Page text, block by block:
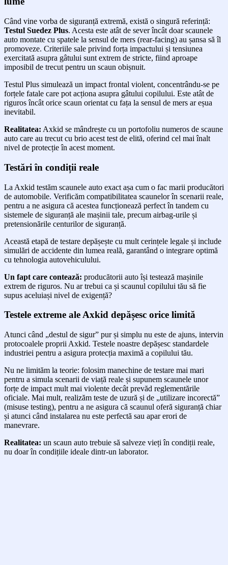
Când vine vorba de siguranță extremă, există o singură referință:
Testul Suedez Plus. Acesta este atât de sever încât doar scaunele
auto montate cu spatele la sensul de mers (rear-facing) au șansa să îl
promoveze. Criteriile sale privind forța impactului și tensiunea
exercitată asupra gâtului sunt extrem de stricte, fiind aproape
imposibil de trecut pentru un scaun obișnuit.
Testul Plus simulează un impact frontal violent, concentrându-se pe
forțele fatale care pot acționa asupra gâtului copilului. Este atât de
riguros încât orice scaun orientat cu fața la sensul de mers ar eșua
inevitabil.
Realitatea: Axkid se mândrește cu un portofoliu numeros de scaune
auto care au trecut cu brio acest test de elită, oferind cel mai înalt
nivel de protecție în acest moment.
Testări în condiții reale
La Axkid testăm scaunele auto exact așa cum o fac marii producători
de automobile. Verificăm compatibilitatea scaunelor în scenarii reale,
pentru a ne asigura că acestea funcționează perfect în tandem cu
sistemele de siguranță ale mașinii tale, precum airbag-urile și
pretensionările centurilor de siguranță.
Această etapă de testare depășește cu mult cerințele legale și include
simulări de accidente din lumea reală, garantând o integrare optimă
cu tehnologia autovehiculului.
Un fapt care contează: producătorii auto își testează mașinile
extrem de riguros. Nu ar trebui ca și scaunul copilului tău să fie
supus aceluiași nivel de exigență?
Testele extreme ale Axkid depășesc orice limită
Atunci când „destul de sigur” pur și simplu nu este de ajuns, intervin
protocoalele proprii Axkid. Testele noastre depășesc standardele
industriei pentru a asigura protecția maximă a copilului tău.
Nu ne limităm la teorie: folosim manechine de testare mai mari
pentru a simula scenarii de viață reale și supunem scaunele unor
forțe de impact mult mai violente decât prevăd reglementările
oficiale. Mai mult, realizăm teste de uzură și de „utilizare incorectă”
(misuse testing), pentru a ne asigura că scaunul oferă siguranță chiar
și atunci când instalarea nu este perfectă sau apar erori de
manevrare.
Realitatea: un scaun auto trebuie să salveze vieți în condiții reale,
nu doar în condițiile ideale dintr-un laborator.